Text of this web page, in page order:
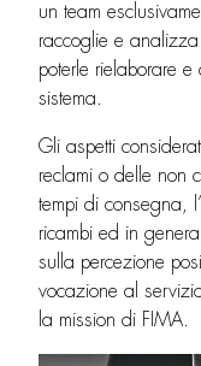
un team
raccoglie e
poterle rielaborare e
sistema.
Gli aspetti
reclami o delle non
tempi di consegna,
ricambi ed in
sulla percezione
vocazione al
la mission di FIMA.